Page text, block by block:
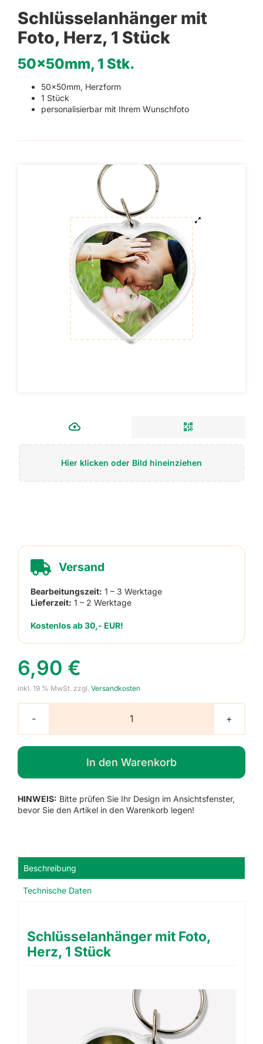
Schlüsselanhänger mit
Foto, Herz, 1 Stück
50x50mm, 1 Stk.
50x50mm, Herzform
1 Stück
personalisierbar mit Ihrem Wunschfoto
Hier klicken oder Bild hineinziehen
Versand
Bearbeitungszeit: 1 – 3 Werktage
Lieferzeit: 1 – 2 Werktage
Kostenlos ab 30,- EUR!
6,90 €
inkl. 19 % MwSt. zzgl. Versandkosten
Schlüsselanhänger
mit
Foto,
Herz,
1
Menge
In den Warenkorb
HINWEIS: Bitte prüfen Sie Ihr Design im Ansichtsfenster,
bevor Sie den Artikel in den Warenkorb legen!
Beschreibung
Technische Daten
Schlüsselanhänger mit Foto,
Herz, 1 Stück